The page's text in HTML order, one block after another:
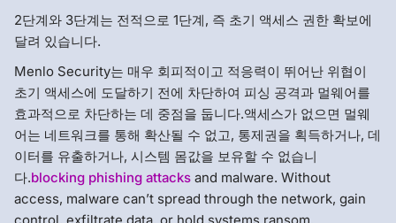
2단계와 3단계는 전적으로 1단계, 즉 초기 액세스 권한 확보에
달려 있습니다.
Menlo Security는 매우 회피적이고 적응력이 뛰어난 위협이
초기 액세스에 도달하기 전에 차단하여 피싱 공격과 멀웨어를
효과적으로 차단하는 데 중점을 둡니다.액세스가 없으면 멀웨
어는 네트워크를 통해 확산될 수 없고, 통제권을 획득하거나, 데
이터를 유출하거나, 시스템 몸값을 보유할 수 없습니
다.blocking phishing attacks and malware. Without
access, malware can’t spread through the network, gain